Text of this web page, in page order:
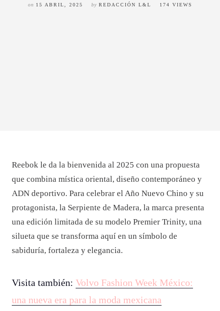
on 15 ABRIL, 2025 by REDACCIÓN L&L 174 VIEWS
Reebok le da la bienvenida al 2025 con una propuesta
que combina mística oriental, diseño contemporáneo y
ADN deportivo. Para celebrar el Año Nuevo Chino y su
protagonista, la Serpiente de Madera, la marca presenta
una edición limitada de su modelo Premier Trinity, una
silueta que se transforma aquí en un símbolo de
sabiduría, fortaleza y elegancia.
Visita también: Volvo Fashion Week México:
una nueva era para la moda mexicana